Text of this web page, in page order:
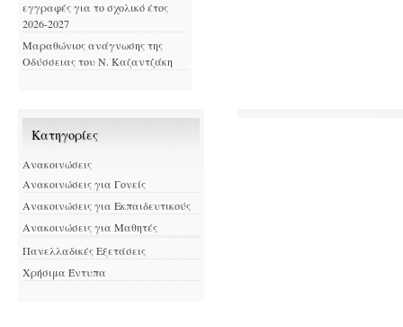
εγγραφές για το σχολικό έτος
2026-2027
Μαραθώνιος ανάγνωσης της
Οδύσσειας του Ν. Καζαντζάκη
Kατηγορίες
Ανακοινώσεις
Ανακοινώσεις για Γονείς
Ανακοινώσεις για Εκπαιδευτικούς
Ανακοινώσεις για Μαθητές
Πανελλαδικές Εξετάσεις
Χρήσιμα Έντυπα